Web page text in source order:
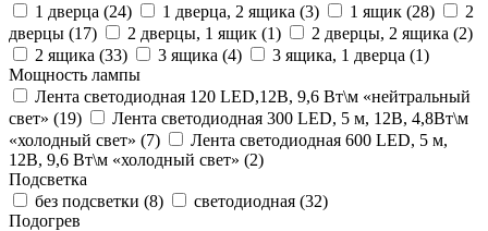
1 дверца (24) 1 дверца, 2 ящика (3) 1 ящик (28)
2
дверцы (17) 2 дверцы, 1 ящик (1) 2 дверцы, 2 ящика (2)
2 ящика (33) 3 ящика (4) 3 ящика, 1 дверца (1)
Мощность лампы
Лента светодиодная 120 LED,12В, 9,6 Вт\м «нейтральный
свет» (19)
Лента светодиодная 300 LED, 5 м, 12В, 4,8Вт\м
«холодный свет» (7)
Лента светодиодная 600 LED, 5 м,
12В, 9,6 Вт\м «холодный свет» (2)
Подсветка
без подсветки (8) светодиодная (32)
Подогрев